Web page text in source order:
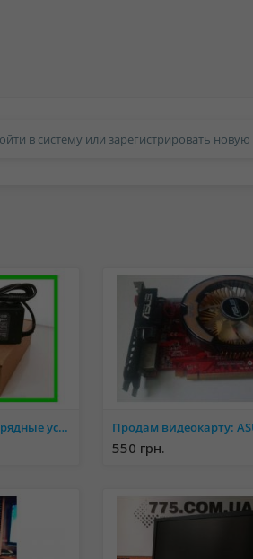
в систему или зарегистрировать
Блоки питания, зарядные устройства, зарядки для ноутбуков
550 грн.